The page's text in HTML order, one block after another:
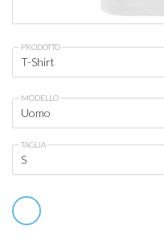
PRODOTTO
MODELLO
TAGLIA